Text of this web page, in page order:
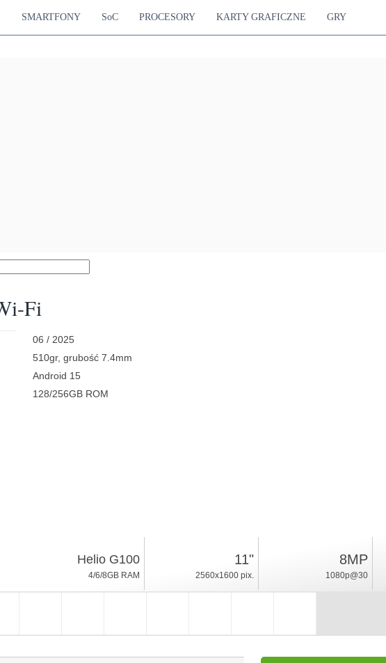
SMARTFONY SoC PROCESORY KARTY GRAFICZNE GRY
Fi
06 / 2025
510gr, grubość 7.4mm
Android 15
128/256GB ROM
Helio G100
4/6/8GB RAM
11"
2560x1600 pix.
8MP
1080p@30